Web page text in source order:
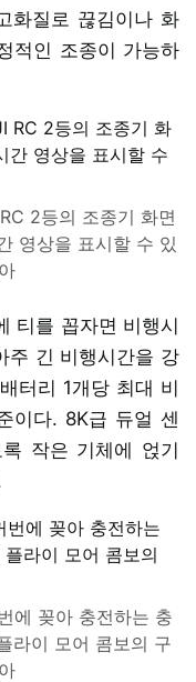
화질로 끊김이나 화
적인 조종이 가능하
2등의 조종기 화면
영상을 표시할 수 있
티를 꼽자면 비행시
주 긴 비행시간을 강
터리 1개당 최대 비
이다. 8K급 듀얼 센
작은 기체에 얹기
에 꽂아 충전하는 충
라이 모어 콤보의 구